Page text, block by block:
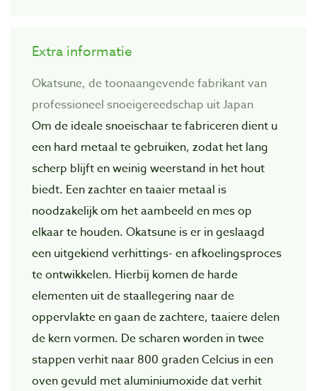
Extra informatie
Okatsune, de toonaangevende fabrikant van
professioneel snoeigereedschap uit Japan
Om de ideale snoeischaar te fabriceren dient u
een hard metaal te gebruiken, zodat het lang
scherp blijft en weinig weerstand in het hout
biedt. Een zachter en taaier metaal is
noodzakelijk om het aambeeld en mes op
elkaar te houden. Okatsune is er in geslaagd
een uitgekiend verhittings- en afkoelingsproces
te ontwikkelen. Hierbij komen de harde
elementen uit de staallegering naar de
oppervlakte en gaan de zachtere, taaiere delen
de kern vormen. De scharen worden in twee
stappen verhit naar 800 graden Celcius in een
oven gevuld met aluminiumoxide dat verhit